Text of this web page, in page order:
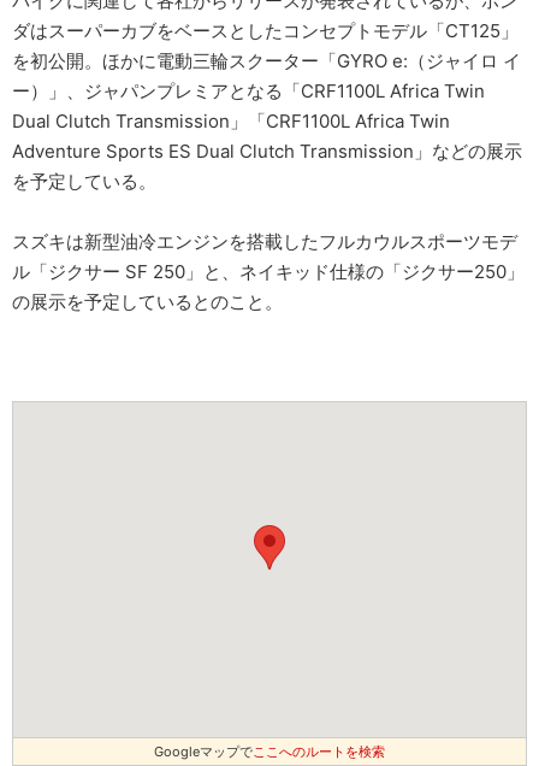
ダはスーパーカブをベースとしたコンセプトモデル「CT125」
を初公開。ほかに電動三輪スクーター「GYRO e:（ジャイロ イ
ー）」、ジャパンプレミアとなる「CRF1100L Africa Twin
Dual Clutch Transmission」「CRF1100L Africa Twin
Adventure Sports ES Dual Clutch Transmission」などの展示
を予定している。
スズキは新型油冷エンジンを搭載したフルカウルスポーツモデ
ル「ジクサー SF 250」と、ネイキッド仕様の「ジクサー250」
の展示を予定しているとのこと。
Googleマップでここへのルートを検索